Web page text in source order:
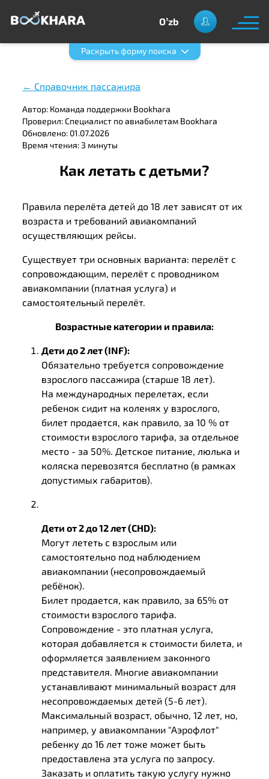
Oʼzb
Раскрыть форму поиска
← Справочник пассажира
Автор: Команда поддержки Bookhara
Проверил: Специалист по авиабилетам Bookhara
Обновлено: 01.07.2026
Время чтения: 3 минуты
Как летать с детьми?
Правила перелёта детей до 18 лет зависят от их
возраста и требований авиакомпаний
осуществляющих рейсы.
Существует три основных варианта: перелёт с
сопровождающим, перелёт с проводником
авиакомпании (платная услуга) и
самостоятельный перелёт.
Возрастные категории и правила:
Дети до 2 лет (INF):
Обязательно требуется сопровождение
взрослого пассажира (старше 18 лет).
На международных перелетах, если
ребенок сидит на коленях у взрослого,
билет продается, как правило, за 10 % от
стоимости взрослого тарифа, за отдельное
место - за 50%. Детское питание, люлька и
коляска перевозятся бесплатно (в рамках
допустимых габаритов).
Дети от 2 до 12 лет (CHD):
Могут лететь с взрослым или
самостоятельно под наблюдением
авиакомпании (несопровождаемый
ребёнок).
Билет продается, как правило, за 65% от
стоимости взрослого тарифа.
Сопровождение - это платная услуга,
которая добавляется к стоимости билета, и
оформляется заявлением законного
представителя. Многие авиакомпании
устанавливают минимальный возраст для
несопровождаемых детей (5-6 лет).
Максимальный возраст, обычно, 12 лет, но,
например, у авиакомпании "Аэрофлот"
ребенку до 16 лет тоже может быть
предоставлена эта услуга по запросу.
Заказать и оплатить такую услугу нужно